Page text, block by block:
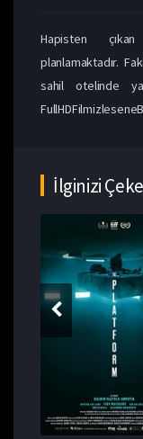
Hapisten
planlamaktadır.
sahil otelinde
İlginizi